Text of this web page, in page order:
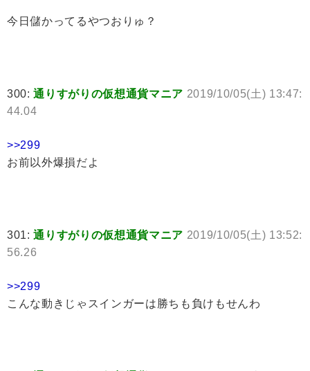
今日儲かってるやつおりゅ？
300:通りすがりの仮想通貨マニア 2019/10/05(土) 13:47:
44.04
>>299
お前以外爆損だよ
301:通りすがりの仮想通貨マニア 2019/10/05(土) 13:52:
56.26
>>299
こんな動きじゃスインガーは勝ちも負けもせんわ